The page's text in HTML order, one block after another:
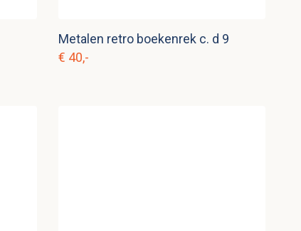
Metalen retro boekenrek c. d 9
€ 40,-